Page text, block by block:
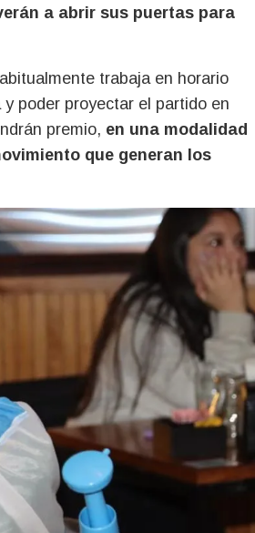
a abrir sus puertas para
trabaja en horario
poder proyectar el partido en
premio, en una modalidad
que generan los